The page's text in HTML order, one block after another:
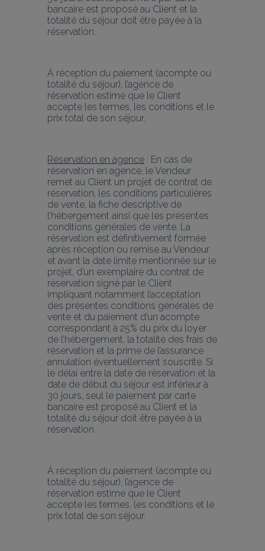
bancaire est proposé au Client et la
totalité du séjour doit être payée à la
réservation.
À réception du paiement (acompte ou
totalité du séjour), l’agence de
réservation estime que le Client
accepte les termes, les conditions et le
prix total de son séjour.
Réservation en agence : En cas de
réservation en agence, le Vendeur
remet au Client un projet de contrat de
réservation, les conditions particulières
de vente, la fiche descriptive de
l’hébergement ainsi que les présentes
conditions générales de vente. La
réservation est définitivement formée
après réception ou remise au Vendeur
et avant la date limite mentionnée sur le
projet, d’un exemplaire du contrat de
réservation signé par le Client
impliquant notamment l’acceptation
des présentes conditions générales de
vente et du paiement d’un acompte
correspondant à 25% du prix du loyer
de l’hébergement, la totalité des frais de
réservation et la prime de l’assurance
annulation éventuellement souscrite. Si
le délai entre la date de réservation et la
date de début du séjour est inférieur à
30 jours, seul le paiement par carte
bancaire est proposé au Client et la
totalité du séjour doit être payée à la
réservation.
À réception du paiement (acompte ou
totalité du séjour), l’agence de
réservation estime que le Client
accepte les termes, les conditions et le
prix total de son séjour.